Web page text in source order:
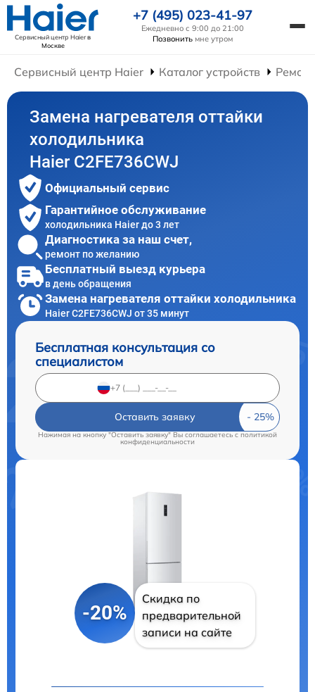
Сервисный центр Haierв
Москве
+7 (495) 023-41-97
Ежедневно с 9:00 до 21:00
Позвонить мне утром
Сервисный центр Haier Каталог устройств
Замена нагревателя оттайки
холодильника
Haier C2FE736CWJ
Официальный сервис
Гарантийное обслуживание
холодильника Haier до 3 лет
Диагностика за наш счет,
ремонт по желанию
Бесплатный выезд курьера
в день обращения
Замена нагревателя оттайки холодильника
Haier C2FE736CWJ от 35 минут
Бесплатная консультация со
специалистом
Оставить заявку
Нажимая на кнопку "Оставить заявку" Вы соглашаетесь cполитикой
конфиденциальности
-20%
Скидка по
предварительной
записи на сайте